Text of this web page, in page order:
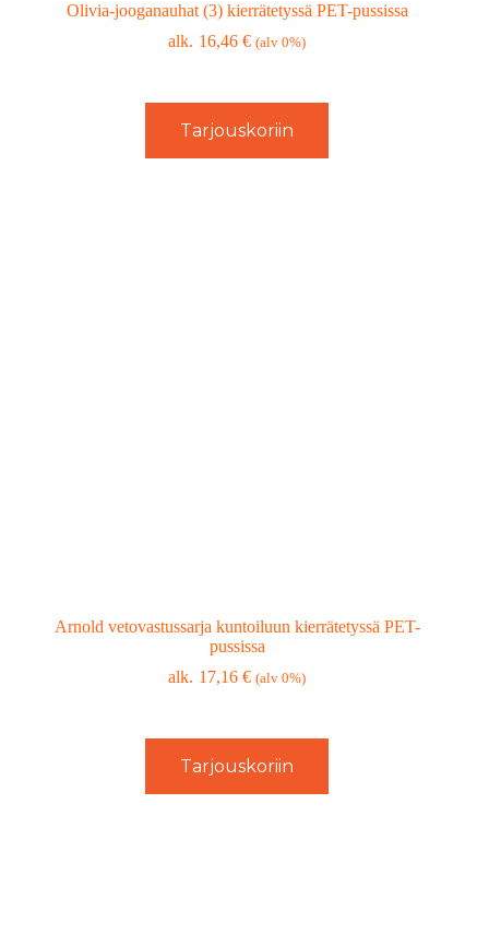
Olivia-jooganauhat (3) kierrätetyssä PET-pussissa
16,46€ (alv 0%)
Tarjouskoriin
Arnold vetovastussarja kuntoiluun kierrätetyssä PET-
pussissa
17,16€ (alv 0%)
Tarjouskoriin